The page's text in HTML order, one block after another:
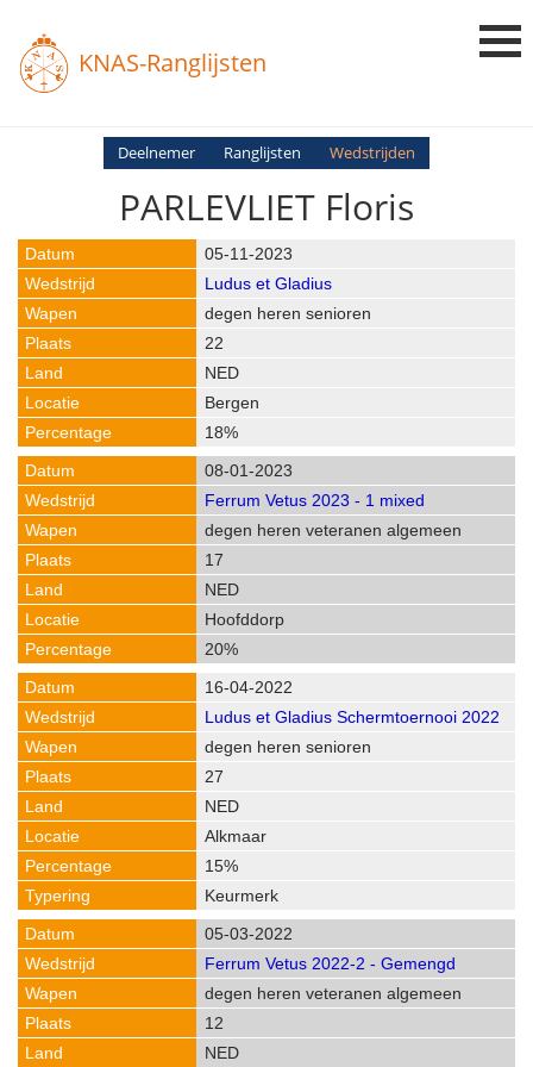
KNAS-Ranglijsten
Login
Ranglijsten
Deelnemer Ranglijsten Wedstrijden
PARLEVLIET Floris
05-11-2023
Ludus et Gladius
degen heren senioren
22
NED
Bergen
18%
08-01-2023
Ferrum Vetus 2023 - 1 mixed
degen heren veteranen algemeen
17
NED
Hoofddorp
20%
16-04-2022
Ludus et Gladius Schermtoernooi 2022
degen heren senioren
27
NED
Alkmaar
15%
Keurmerk
05-03-2022
Ferrum Vetus 2022-2 - Gemengd
degen heren veteranen algemeen
12
NED